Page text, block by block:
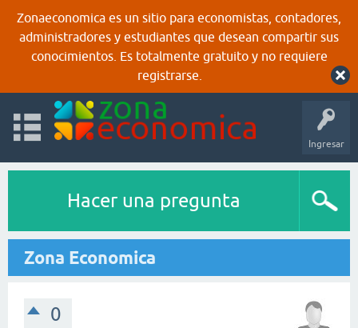
Zonaeconomica es un sitio para economistas, contadores,
administradores y estudiantes que desean compartir sus
conocimientos. Es totalmente gratuito y no requiere
registrarse.
Ingresar
Hacer una pregunta
Zona Economica
0